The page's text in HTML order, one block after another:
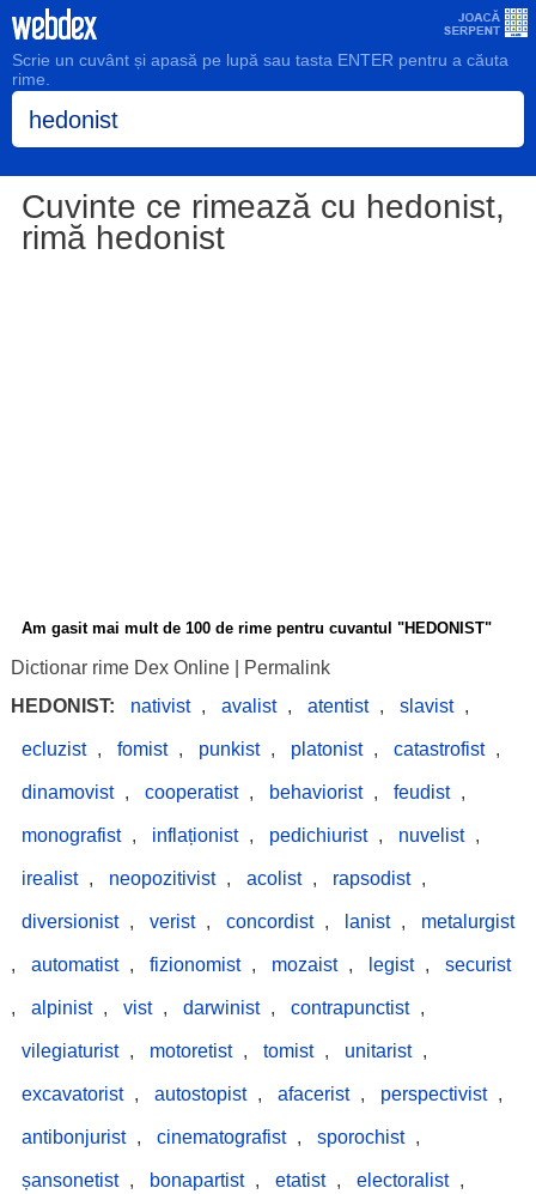
Scrie un cuvânt și apasă pe lupă sau tasta ENTER pentru a căuta
rime.
Cuvinte ce rimează cu hedonist,
rimă hedonist
Am gasit mai mult de 100 de rime pentru cuvantul "HEDONIST"
Dictionar rime Dex Online|
Permalink
HEDONIST:
nativist , avalist , atentist , slavist ,
ecluzist , fomist , punkist , platonist , catastrofist ,
dinamovist , cooperatist , behaviorist , feudist ,
monografist , inflaționist , pedichiurist , nuvelist ,
irealist , neopozitivist , acolist , rapsodist ,
diversionist , verist , concordist , lanist , metalurgist
, automatist , fizionomist , mozaist , legist , securist
, alpinist , vist , darwinist , contrapunctist ,
vilegiaturist , motoretist , tomist , unitarist ,
excavatorist , autostopist , afacerist , perspectivist ,
antibonjurist , cinematografist , sporochist ,
șansonetist , bonapartist , etatist , electoralist ,